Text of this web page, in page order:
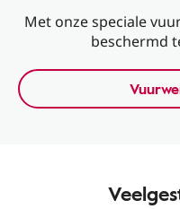
Met onze speciale
beschermd